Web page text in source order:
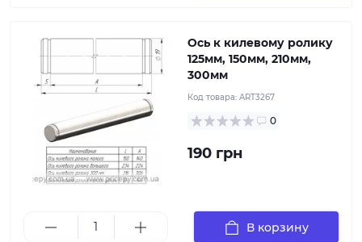
Ось к килевому ролику
125мм, 150мм, 210мм,
300мм
Код товара: ART3267
0
190 грн
В корзину
Носовой упор устанавливается в носовой части,
перемещения.